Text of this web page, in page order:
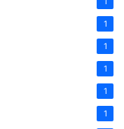
1
1
1
1
1